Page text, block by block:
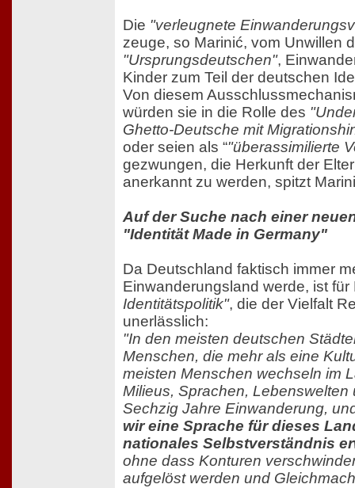
Die "verleugnete
zeuge, so Marinić, vom Unwillen
"Ursprungsdeutschen",
Kinder zum Teil der deutschen
Von diesem
würden sie in die Rolle des
Ghetto-Deutsche mit
oder seien als “"überassimilierte
gezwungen, die Herkunft der
anerkannt zu werden, spitzt
Auf der Suche nach einer
"Identität Made in Germany"
Da Deutschland faktisch immer
Einwanderungsland werde, ist
Identitätspolitik", die der Vielfalt
unerlässlich:
"In den meisten deutschen
Menschen, die mehr als eine
meisten Menschen wechseln im
Milieus, Sprachen, Lebenswelten
Sechzig Jahre Einwanderung,
wir eine Sprache für dieses
nationales Selbstverständnis
ohne dass Konturen
aufgelöst werden und